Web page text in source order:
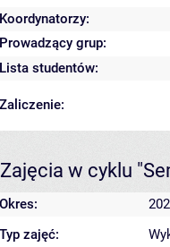
Koordynatorzy:
Prowadzący grup:
Lista studentów:
Zaliczenie:
Zajęcia w cyklu
Okres:
Typ zajęć: